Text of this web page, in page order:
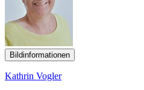
Bildinformationen
Kathrin Vogler